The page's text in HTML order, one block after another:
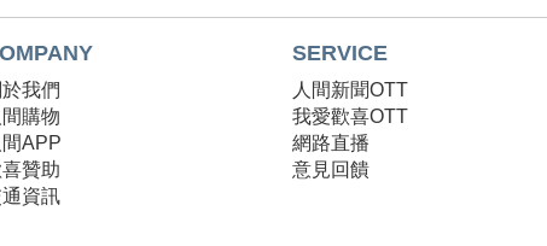
我們
間購物
間APP
贊助
資訊
SERVICE
人間新聞OTT
我愛歡喜OTT
網路直播
意見回饋